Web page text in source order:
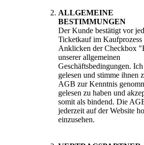
ALLGEMEINE
BESTIMMUNGEN
Der Kunde bestätigt vor
Ticketkauf im Kaufprozess
Anklicken der Checkbox
unserer allgemeinen
Geschäftsbedingungen.
gelesen und stimme ihnen
AGB zur Kenntnis
gelesen zu haben und
somit als bindend. Die
jederzeit auf der Website
einzusehen.